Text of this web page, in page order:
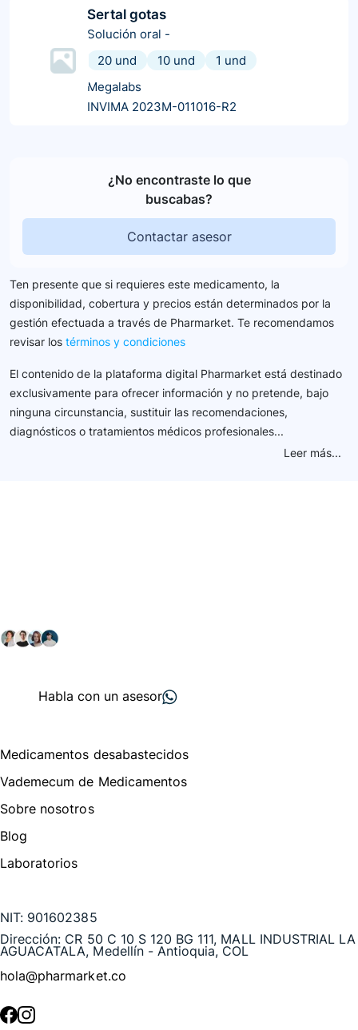
Sertal gotas
Solución oral -
20 und
10 und
1 und
Megalabs
INVIMA 2023M-011016-R2
¿No encontraste lo que
buscabas?
Contactar asesor
Ten presente que si requieres este medicamento, la
disponibilidad, cobertura y precios están determinados por la
gestión efectuada a través de Pharmarket. Te recomendamos
revisar los términos y condiciones
El contenido de la plataforma digital Pharmarket está destinado
exclusivamente para ofrecer información y no pretende, bajo
ninguna circunstancia, sustituir las recomendaciones,
diagnósticos o tratamientos médicos profesionales...
Leer más...
Habla con un asesor
Medicamentos desabastecidos
Vademecum de Medicamentos
Sobre nosotros
Blog
Laboratorios
NIT: 901602385
Dirección: CR 50 C 10 S 120 BG 111, MALL INDUSTRIAL LA
AGUACATALA, Medellín - Antioquia, COL
hola@pharmarket.co